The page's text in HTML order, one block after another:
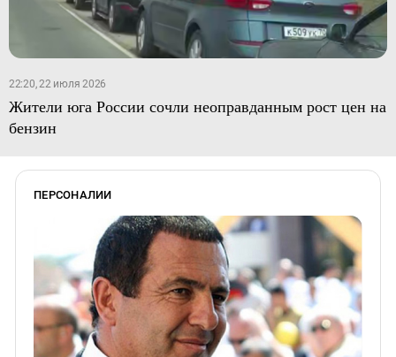
22:20, 22 июля 2026
Жители юга России сочли неоправданным рост цен на
бензин
ПЕРСОНАЛИИ